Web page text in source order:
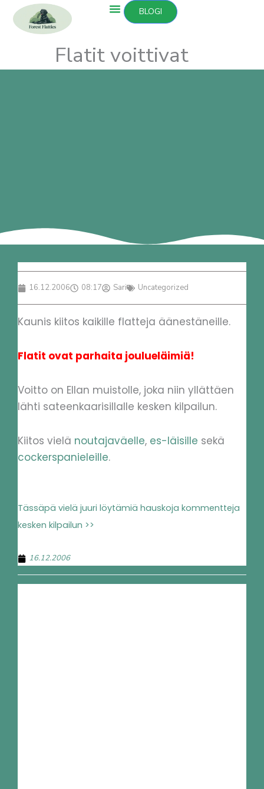
sisältöön
BLOGI
Flatit voittivat
16.12.2006 08:17 Sari Uncategorized
Kaunis kiitos kaikille flatteja äänestäneille.
Flatit ovat parhaita joulueläimiä!
Voitto on Ellan muistolle, joka niin yllättäen
lähti sateenkaarisillalle kesken kilpailun.
Kiitos vielä noutajaväelle, es-läisille sekä
cockerspanieleille.
Tässäpä vielä juuri löytämiä hauskoja kommentteja
kesken kilpailun >>
16.12.2006